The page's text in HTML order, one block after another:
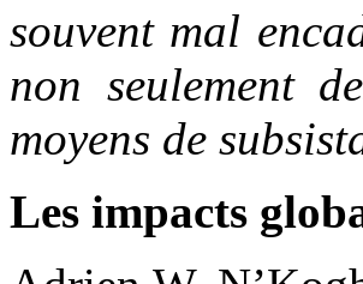
souvent mal
non seulement
moyens de
Les impacts